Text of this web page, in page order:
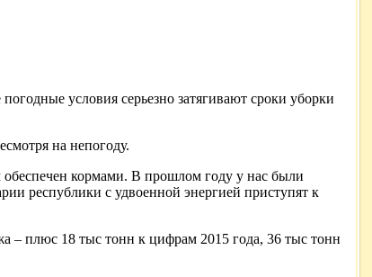
условия серьезно затягивают сроки уборки
на непогоду.
обеспечен кормами. В прошлом году у нас были
республики с удвоенной энергией приступят к
– плюс 18 тыс тонн к цифрам 2015 года, 36 тыс тонн